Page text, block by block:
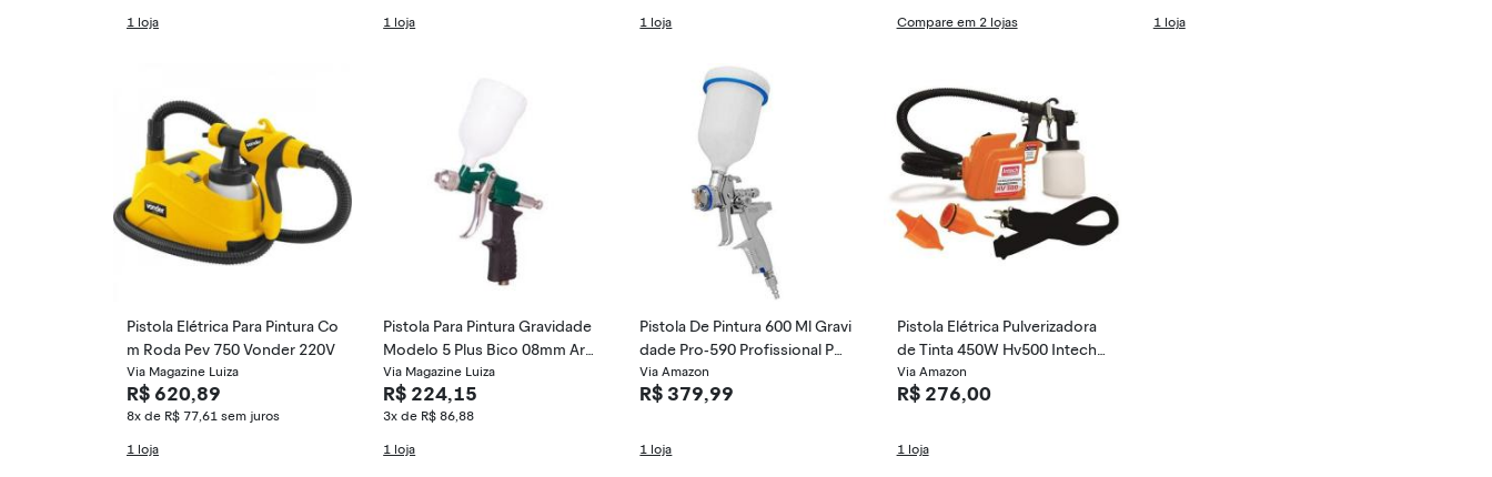
1 loja 1 loja 1 loja Compare em 2 lojas 1 loja
Pistola Elétrica Para Pintura Co
m Roda Pev 750 Vonder 220V
Via Magazine Luiza
R$ 620,89
8x de R$ 77,61 sem juros
1 loja
Pistola Para Pintura Gravidade
Modelo 5 Plus Bico 08mm Arp
rex
Via Magazine Luiza
R$ 224,15
3x de R$ 86,88
1 loja
Pistola De Pintura 600 Ml Gravi
dade Pro-590 Profissional Pdr
Ldr2
Via Amazon
R$ 379,99
1 loja
Pistola Elétrica Pulverizadora
de Tinta 450W Hv500 Intech
Machine (220V)
Via Amazon
R$ 276,00
1 loja